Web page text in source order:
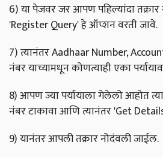
6) या पेजवर जर आपण पहिल्यांदा
'Register Query' हे ऑप्शन वरती जावे.
7) त्यानंतर Aadhaar Number,
नंबर याच्यामधून कोणत्याही एका
8) आपण ज्या पर्यायाला गेलेलो आहोत
नंबर टाकावा आणि त्यानंतर 'Get
9) यानंतर आपली तक्रार नोदंवली जाईल.